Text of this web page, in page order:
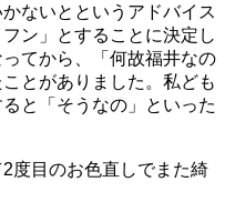
ないとというアドバイス
ン」とすることに決定し
てから、「何故福井なの
とがありました。私ども
と「そうなの」といった
度目のお色直しでまた綺